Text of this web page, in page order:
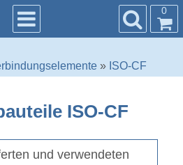
0
» ISO-CF
ISO-CF
und verwendeten